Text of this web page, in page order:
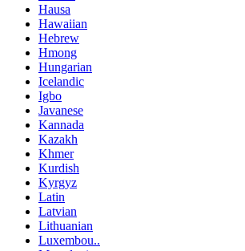
Hausa
Hawaiian
Hebrew
Hmong
Hungarian
Icelandic
Igbo
Javanese
Kannada
Kazakh
Khmer
Kurdish
Kyrgyz
Latin
Latvian
Lithuanian
Luxembou..